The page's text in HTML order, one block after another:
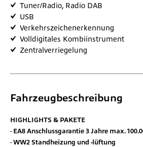
Tuner/Radio, Radio DAB
USB
Verkehrszeichenerkennung
Volldigitales Kombiinstrument
Zentralverriegelung
Fahrzeugbeschreibung
HIGHLIGHTS & PAKETE
EA8 Anschlussgarantie 3 Jahre max.
WW2 Standheizung und -lüftung